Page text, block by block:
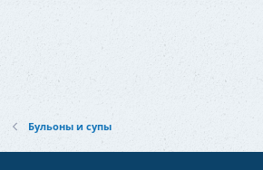
Бульоны и супы